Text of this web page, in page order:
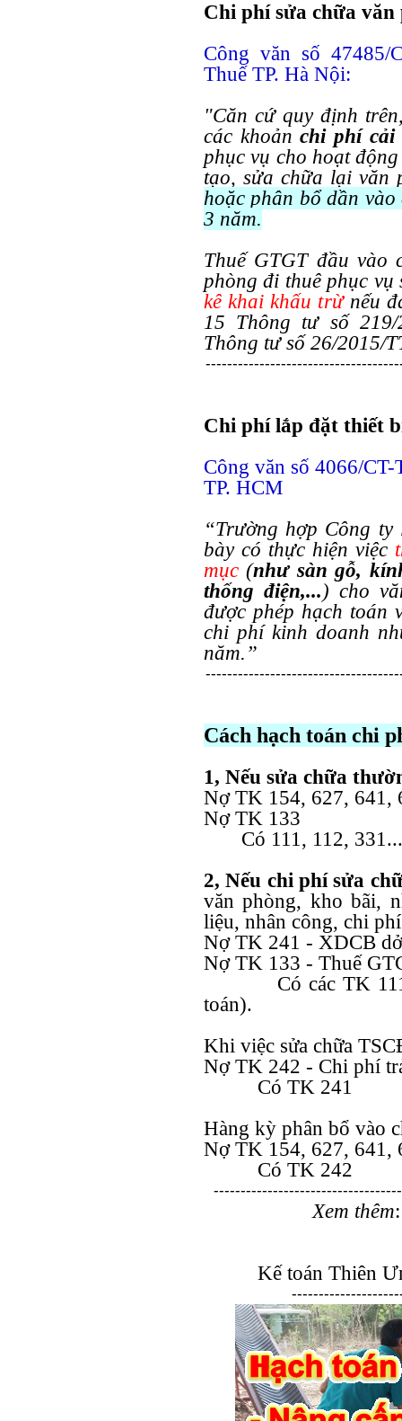
Chi phí sửa chữa
Công văn số 47485/
Thuế TP. Hà Nội:
"Căn cứ quy định
các khoảnchi phí cải
phục vụ cho hoạt
tạo, sửa chữa lại văn
hoặc phân bổ dần
3 năm.
Thuế GTGT đầu vào
phòng đi thuê phục
kê khai khấu trừnếu
15 Thông tư số
Thông tư số 26/2015/
Chi phí lắp đặt thiết
Công văn số 4066/
TP. HCM
“Trường hợp Công
bày có thực hiện việc
mục (như sàn gỗ,
thống điện,...) cho
được phép hạch toán
chi phí kinh doanh
năm.”
Cách hạch toán chi
1, Nếu sửa chữa
Nợ TK 154, 627, 641,
Nợ TK 133
Có 111, 112, 331...
2, Nếu chi phí sửa
văn phòng, kho bãi,
liệu, nhân công, chi
Nợ TK 241 - XDCB
Nợ TK 133 - Thuế
Có các TK 111,
toán).
Khi việc sửa chữa
Nợ TK 242 - Chi phí
Có TK 241
Hàng kỳ phân bổ vào
Nợ TK 154, 627, 641,
Có TK 242
Xem thêm
Kế toán Thiên